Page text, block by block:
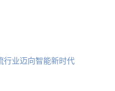
行业迈向智能新时代